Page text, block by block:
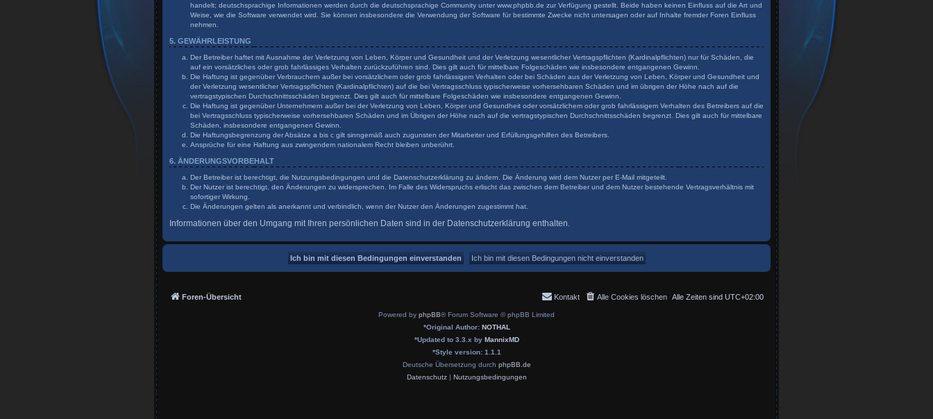
handelt; deutschsprachige Informationen werden durch die deutschsprachige Community unter www.phpbb.de zur Verfügung gestellt. Beide haben keinen Einfluss auf die Art und
Weise, wie die Software verwendet wird. Sie können insbesondere die Verwendung der Software für bestimmte Zwecke nicht untersagen oder auf Inhalte fremder Foren Einfluss
nehmen.
5. GEWÄHRLEISTUNG
Der Betreiber haftet mit Ausnahme der Verletzung von Leben, Körper und Gesundheit und der Verletzung wesentlicher Vertragspflichten (Kardinalpflichten) nur für Schäden, die
auf ein vorsätzliches oder grob fahrlässiges Verhalten zurückzuführen sind. Dies gilt auch für mittelbare Folgeschäden wie insbesondere entgangenen Gewinn.
Die Haftung ist gegenüber Verbrauchern außer bei vorsätzlichem oder grob fahrlässigem Verhalten oder bei Schäden aus der Verletzung von Leben, Körper und Gesundheit und
der Verletzung wesentlicher Vertragspflichten (Kardinalpflichten) auf die bei Vertragsschluss typischerweise vorhersehbaren Schäden und im übrigen der Höhe nach auf die
vertragstypischen Durchschnittsschäden begrenzt. Dies gilt auch für mittelbare Folgeschäden wie insbesondere entgangenen Gewinn.
Die Haftung ist gegenüber Unternehmern außer bei der Verletzung von Leben, Körper und Gesundheit oder vorsätzlichem oder grob fahrlässigem Verhalten des Betreibers auf die
bei Vertragsschluss typischerweise vorhersehbaren Schäden und im Übrigen der Höhe nach auf die vertragstypischen Durchschnittsschäden begrenzt. Dies gilt auch für mittelbare
Schäden, insbesondere entgangenen Gewinn.
Die Haftungsbegrenzung der Absätze a bis c gilt sinngemäß auch zugunsten der Mitarbeiter und Erfüllungsgehilfen des Betreibers.
Ansprüche für eine Haftung aus zwingendem nationalem Recht bleiben unberührt.
6. ÄNDERUNGSVORBEHALT
Der Betreiber ist berechtigt, die Nutzungsbedingungen und die Datenschutzerklärung zu ändern. Die Änderung wird dem Nutzer per E-Mail mitgeteilt.
Der Nutzer ist berechtigt, den Änderungen zu widersprechen. Im Falle des Widerspruchs erlischt das zwischen dem Betreiber und dem Nutzer bestehende Vertragsverhältnis mit
sofortiger Wirkung.
Die Änderungen gelten als anerkannt und verbindlich, wenn der Nutzer den Änderungen zugestimmt hat.
Informationen über den Umgang mit Ihren persönlichen Daten sind in der Datenschutzerklärung enthalten.
Foren-Übersicht Alle Zeiten sind UTC+02:00
Alle Cookies löschen
Kontakt
Powered by phpBB® Forum Software © phpBB Limited
*Original Author: NOTHAL
*Updated to 3.3.x by MannixMD
*Style version: 1.1.1
Deutsche Übersetzung durch phpBB.de
Datenschutz| Nutzungsbedingungen